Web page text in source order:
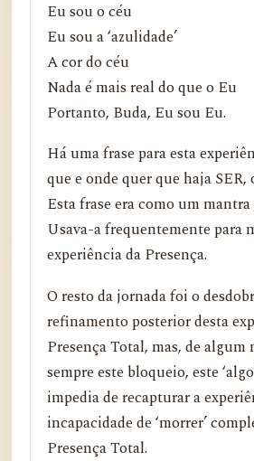
Eu sou o céu
Eu sou a ‘azulidade’
A cor do céu
Nada é mais real do que o Eu
Portanto, Buda, Eu sou Eu.
Há uma frase para esta
que e onde quer que haja SER,
Esta frase era como um
Usava-a frequentemente para
experiência da Presença.
O resto da jornada foi o
refinamento posterior desta
Presença Total, mas, de algum
sempre este bloqueio, este
impedia de recapturar a
incapacidade de ‘morrer’
Presença Total.